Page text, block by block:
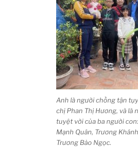
Anh là người chồng tận
chị Phan Thị Hương, và là
tuyệt vời của ba người
Mạnh Quân, Trương
Trương Bảo Ngọc.